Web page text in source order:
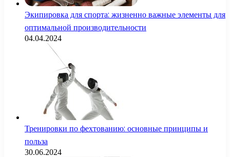
Экипировка для спорта: жизненно важные элементы для
оптимальной производительности
04.04.2024
Тренировки по фехтованию: основные принципы и
польза
30.06.2024